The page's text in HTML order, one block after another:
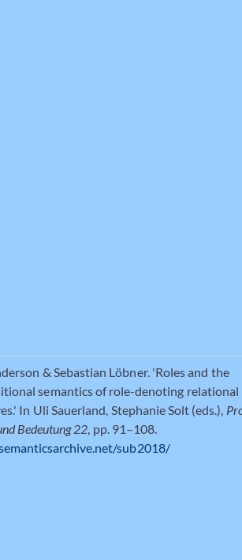
& Sebastian Löbner. 'Roles and the
semantics of role-denoting relational
In Uli Sauerland, Stephanie Solt (eds.),
Bedeutung 22, pp. 91–108.
sub2018/